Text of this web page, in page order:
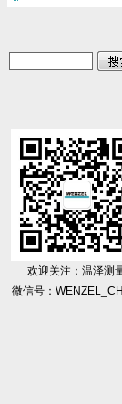
欢迎关注：温泽测
微信号：